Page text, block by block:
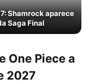
Shamrock aparece
Saga Final
One Piece a
2027